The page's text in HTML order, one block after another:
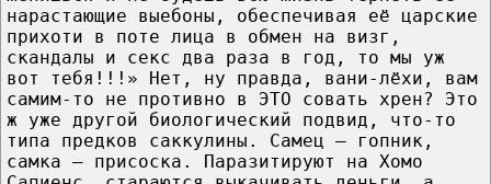
нарастающие выебоны, обеспечивая её царские
прихоти в поте лица в обмен на визг,
скандалы и секс два раза в год, то мы уж
вот тебя!!!» Нет, ну правда, вани-лёхи, вам
самим-то не противно в ЭТО совать хрен? Это
ж уже другой биологический подвид, что-то
типа предков саккулины. Самец — гопник,
самка — присоска. Паразитируют на Хомо